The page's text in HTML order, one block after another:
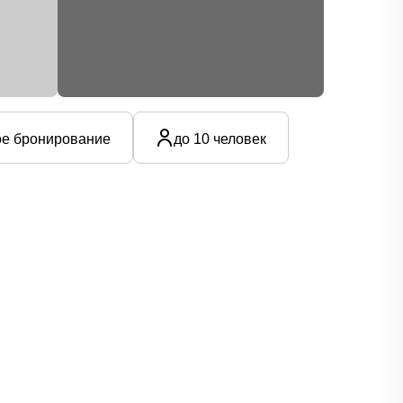
бронирование до 10 человек